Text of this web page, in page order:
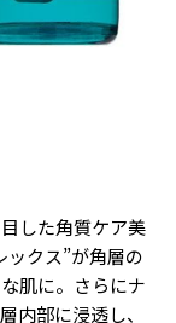
した角質ケア美
クス”が角層の
肌に。さらにナ
内部に浸透し、